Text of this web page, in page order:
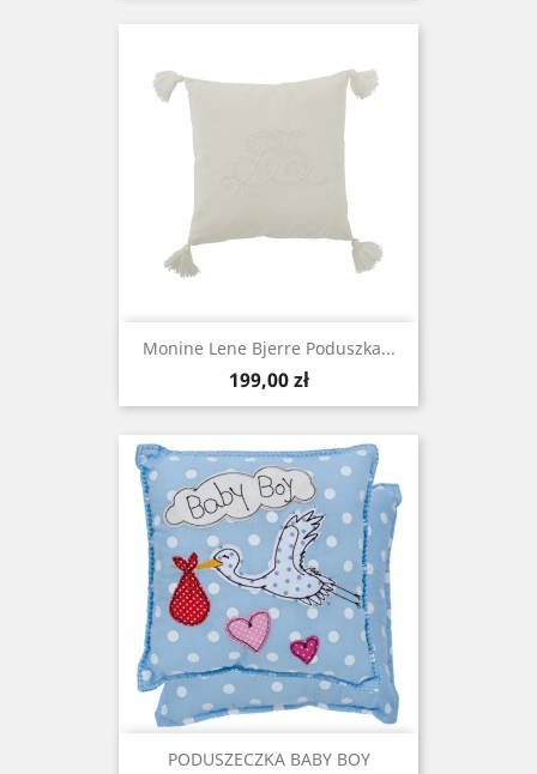
Monine Lene Bjerre Poduszka...
Cena
199,00 zł
PODUSZECZKA BABY BOY